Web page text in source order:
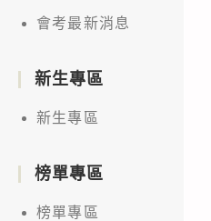
會考最新消息
新生專區
新生專區
榜單專區
榜單專區